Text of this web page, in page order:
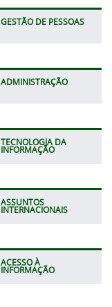
GESTÃO DE PESSOAS
ADMINISTRAÇÃO
TECNOLOGIA DA
INFORMAÇÃO
ASSUNTOS
INTERNACIONAIS
ACESSO À
INFORMAÇÃO